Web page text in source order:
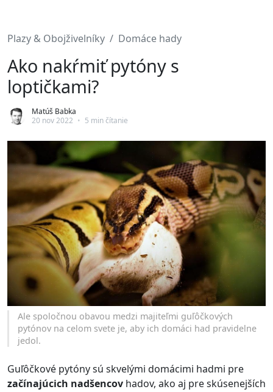
Plazy & Obojživelníky Domáce hady
Ako nakŕmiť pytóny s
loptičkami?
Matúš Babka
20 nov 2022 • 5 min čítanie
Ale spoločnou obavou medzi majiteľmi guľôčkových
pytónov na celom svete je, aby ich domáci had pravidelne
jedol.
Guľôčkové pytóny sú skvelými domácimi hadmi pre
začínajúcich nadšencov hadov, ako aj pre skúsenejších